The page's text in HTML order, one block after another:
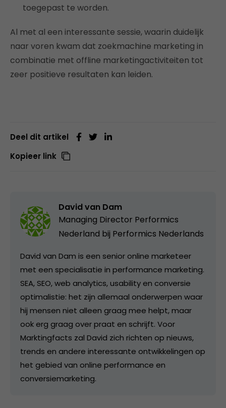
toegepast te worden.
Al met al een interessante sessie, waarin duidelijk
naar voren kwam dat zoekmachine marketing in
combinatie met offline marketingactiviteiten tot
zeer positieve resultaten kan leiden.
Deel dit artikel
Kopieer link
David van Dam
Managing Director Performics
Nederland bij Performics Nederlands
David van Dam is een senior online marketeer
met een specialisatie in performance marketing.
SEA, SEO, web analytics, usability en conversie
optimalistie: het zijn allemaal onderwerpen waar
hij mensen niet alleen graag mee helpt, maar
ook erg graag over praat en schrijft. Voor
Marktingfacts zal David zich richten op nieuws,
trends en andere interessante ontwikkelingen op
het gebied van online performance en
conversiemarketing.